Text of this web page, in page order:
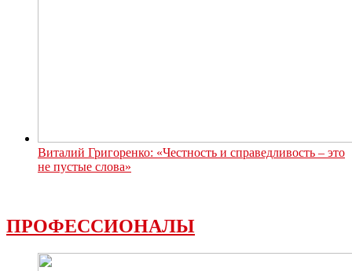
Виталий Григоренко: «Честность и справедливость – это
не пустые слова»
ПРОФЕССИОНАЛЫ